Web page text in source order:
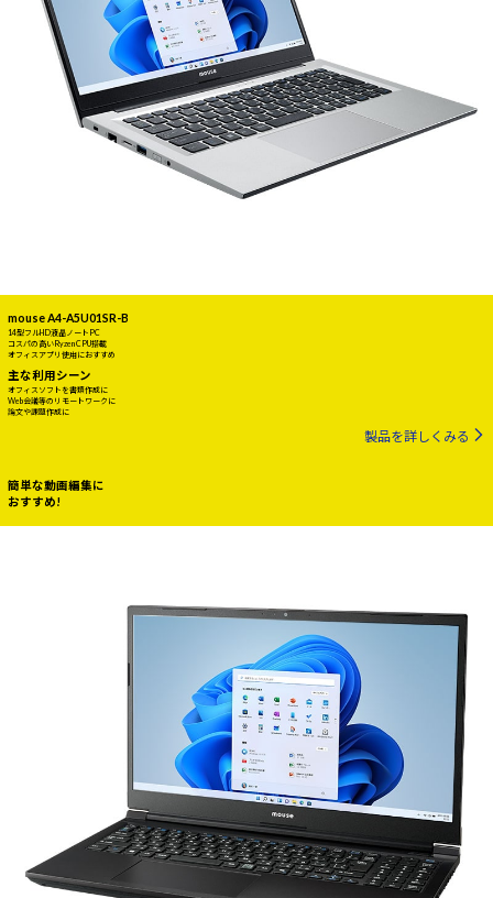
mouse A4-A5U01SR-B
14型フルHD液晶ノートPC
コスパの高いRyzen CPU搭載
オフィスアプリ使用におすすめ
主な利用シーン
オフィスソフトを書類作成に
Web会議等のリモートワークに
論文や課題作成に
製品を詳しくみる
簡単な動画編集に
おすすめ!